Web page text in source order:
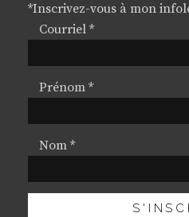
*Inscrivez-vous à mon
Courriel *
Prénom *
Nom *